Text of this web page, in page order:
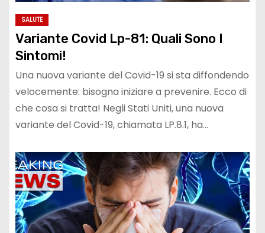
SALUTE
Variante Covid Lp-81: Quali Sono I
Sintomi!
Una nuova variante del Covid-19 si sta diffondendo
velocemente: bisogna iniziare a prevenire. Ecco di
che cosa si tratta! Negli Stati Uniti, una nuova
variante del Covid-19, chiamata LP.8.1, ha…